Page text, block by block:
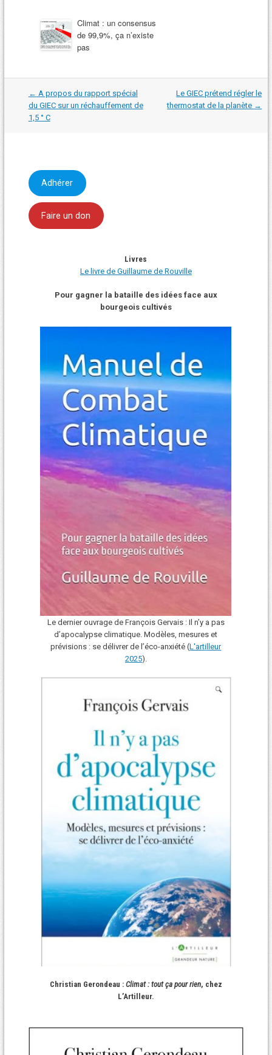
Climat : un consensus
de 99,9%, ça n’existe
pas
Navigation
dans
les
articles
← A propos du rapport spécial
du GIEC sur un réchauffement de
1,5 ° C
Le GIEC prétend régler le
thermostat de la planète →
Adhérer
Faire un don
Livres
Le livre de Guillaume de Rouville
Pour gagner la bataille des idées face aux
bourgeois cultivés
Le dernier ouvrage de François Gervais : Il n’y a pas
d’apocalypse climatique. Modèles, mesures et
prévisions : se délivrer de l’éco-anxiété (L'artilleur
2025).
Christian Gerondeau : Climat : tout ça pour rien, chez
L’Artilleur.